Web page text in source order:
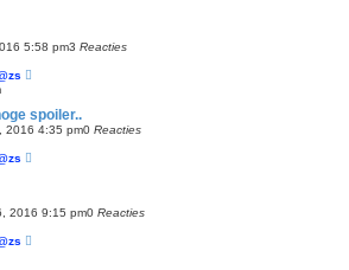
5:58 pm3 Reacties
spoiler..
2016 4:35 pm0 Reacties
2016 9:15 pm0 Reacties